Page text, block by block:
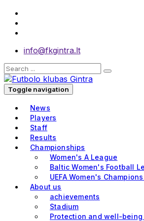
info@fkgintra.lt
Toggle navigation
News
Players
Staff
Results
Championships
Women's A League
Baltic Women's Football
UEFA Women's
About us
achievements
Stadium
Protection and well-